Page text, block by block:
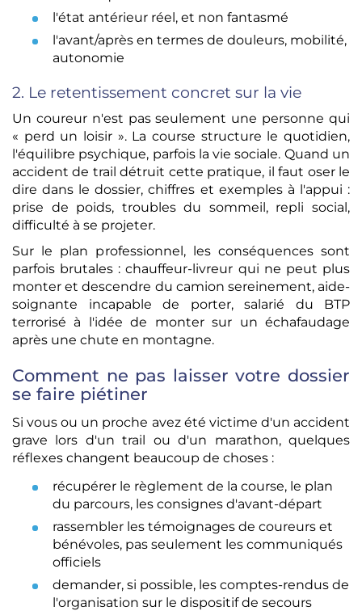
l'état antérieur réel, et non fantasmé
l'avant/après en termes de douleurs, mobilité,
autonomie
2. Le retentissement concret sur la vie
Un coureur n'est pas seulement une personne qui
« perd un loisir ». La course structure le quotidien,
l'équilibre psychique, parfois la vie sociale. Quand un
accident de trail détruit cette pratique, il faut oser le
dire dans le dossier, chiffres et exemples à l'appui :
prise de poids, troubles du sommeil, repli social,
difficulté à se projeter.
Sur le plan professionnel, les conséquences sont
parfois brutales : chauffeur-livreur qui ne peut plus
monter et descendre du camion sereinement, aide-
soignante incapable de porter, salarié du BTP
terrorisé à l'idée de monter sur un échafaudage
après une chute en montagne.
Comment ne pas laisser votre dossier
se faire piétiner
Si vous ou un proche avez été victime d'un accident
grave lors d'un trail ou d'un marathon, quelques
réflexes changent beaucoup de choses :
récupérer le règlement de la course, le plan
du parcours, les consignes d'avant-départ
rassembler les témoignages de coureurs et
bénévoles, pas seulement les communiqués
officiels
demander, si possible, les comptes-rendus de
l'organisation sur le dispositif de secours